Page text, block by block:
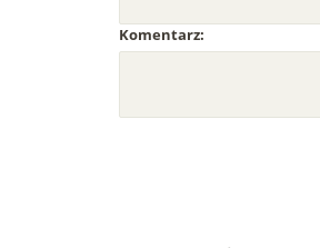
Komentarz: